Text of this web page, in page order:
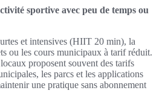
sportive avec peu de temps ou
et intensives (HIIT 20 min), la
ou les cours municipaux à tarif réduit.
proposent souvent des tarifs
les parcs et les applications
une pratique sans abonnement